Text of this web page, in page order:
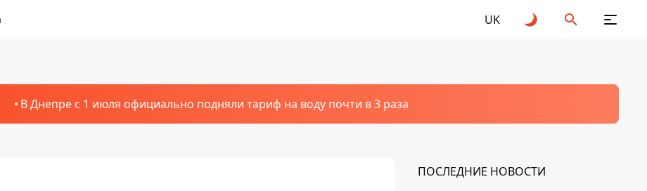
UK
В Днепре с 1 июля официально подняли тариф на воду почти в 3 раза
ПОСЛЕДНИЕ НОВОСТИ